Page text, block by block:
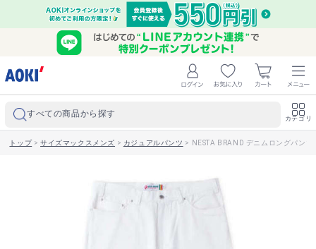
すべての商品から探す カテゴリ
トップ>サイズマックスメンズ > カジュアルパンツ > NESTA BRAND デニムロングパンツ